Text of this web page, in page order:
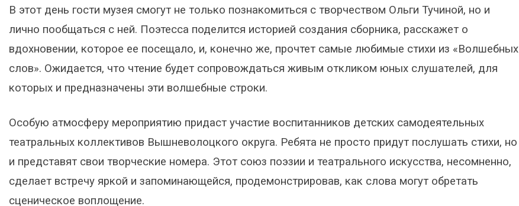
В этот день гости музея смогут не только познакомиться с творчеством Ольги Тучиной, но и
лично пообщаться с ней. Поэтесса поделится историей создания сборника, расскажет о
вдохновении, которое ее посещало, и, конечно же, прочтет самые любимые стихи из «Волшебных
слов». Ожидается, что чтение будет сопровождаться живым откликом юных слушателей, для
которых и предназначены эти волшебные строки.
Особую атмосферу мероприятию придаст участие воспитанников детских самодеятельных
театральных коллективов Вышневолоцкого округа. Ребята не просто придут послушать стихи, но
и представят свои творческие номера. Этот союз поэзии и театрального искусства, несомненно,
сделает встречу яркой и запоминающейся, продемонстрировав, как слова могут обретать
сценическое воплощение.